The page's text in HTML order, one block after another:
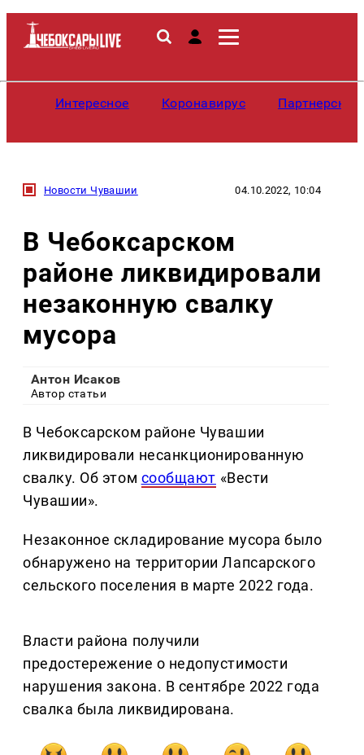
Интересное Коронавирус
Новости Чувашии 04.10.2022, 10:04
В Чебоксарском
районе ликвидировали
незаконную свалку
мусора
Антон Исаков
Автор статьи
В Чебоксарском районе Чувашии
ликвидировали несанкционированную
свалку. Об этом сообщают «Вести
Чувашии».
Незаконное складирование мусора было
обнаружено на территории Лапсарского
сельского поселения в марте 2022 года.
Власти района получили
предостережение о недопустимости
нарушения закона. В сентябре 2022 года
свалка была ликвидирована.